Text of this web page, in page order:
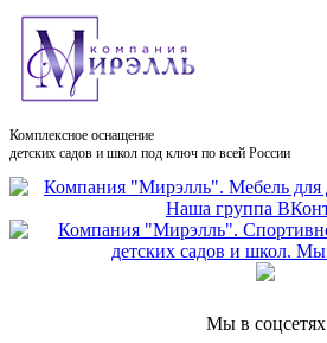
Комплексное оснащение
детских садов и школ под ключ по всей России
Мы в соцсетях